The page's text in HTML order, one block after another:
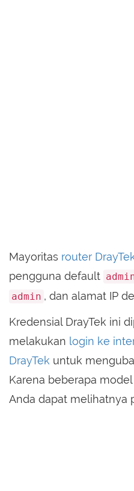
Mayoritas router
pengguna default
admin , dan alamat IP
Kredensial DrayTek ini
melakukan login ke
DrayTek untuk
Karena beberapa
Anda dapat melihatnya